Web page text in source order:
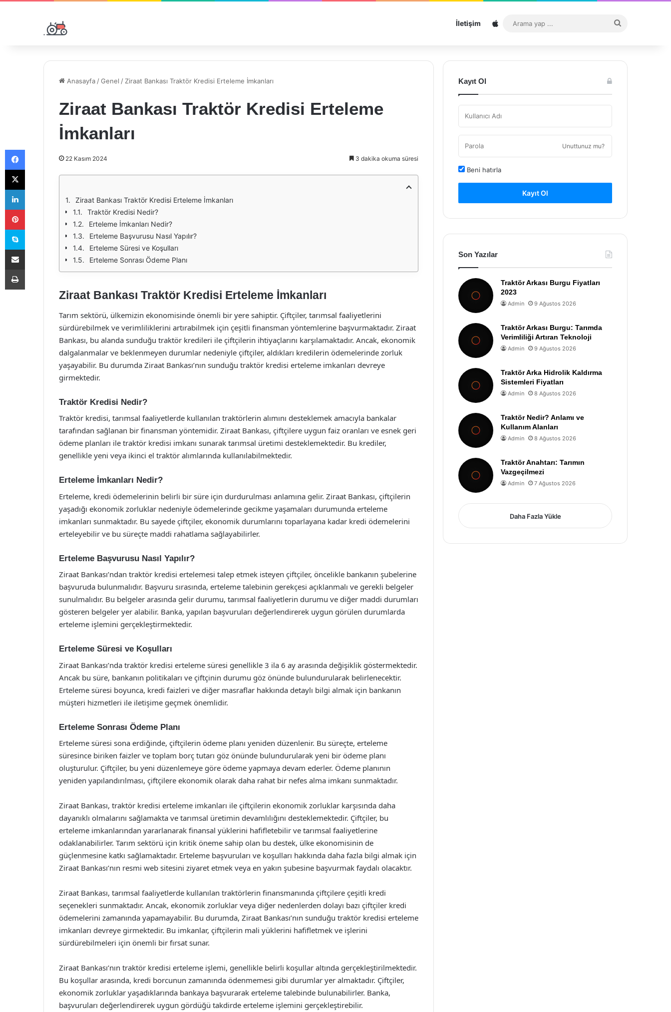
İletişim Sitemap
...
Anasayfa /Genel / Ziraat Bankası Traktör Kredisi Erteleme İmkanları
Ziraat Bankası Traktör Kredisi Erteleme
İmkanları
22 Kasım 2024 3 dakika okuma süresi
Ziraat Bankası Traktör Kredisi Erteleme İmkanları
Traktör Kredisi Nedir?
Erteleme İmkanları Nedir?
Erteleme Başvurusu Nasıl Yapılır?
Erteleme Süresi ve Koşulları
Erteleme Sonrası Ödeme Planı
Ziraat Bankası Traktör Kredisi Erteleme İmkanları
Tarım sektörü, ülkemizin ekonomisinde önemli bir yere sahiptir. Çiftçiler, tarımsal faaliyetlerini
sürdürebilmek ve verimliliklerini artırabilmek için çeşitli finansman yöntemlerine başvurmaktadır. Ziraat
Bankası, bu alanda sunduğu traktör kredileri ile çiftçilerin ihtiyaçlarını karşılamaktadır. Ancak, ekonomik
dalgalanmalar ve beklenmeyen durumlar nedeniyle çiftçiler, aldıkları kredilerin ödemelerinde zorluk
yaşayabilir. Bu durumda Ziraat Bankası’nın sunduğu traktör kredisi erteleme imkanları devreye
girmektedir.
Traktör Kredisi Nedir?
Traktör kredisi, tarımsal faaliyetlerde kullanılan traktörlerin alımını desteklemek amacıyla bankalar
tarafından sağlanan bir finansman yöntemidir. Ziraat Bankası, çiftçilere uygun faiz oranları ve esnek geri
ödeme planları ile traktör kredisi imkanı sunarak tarımsal üretimi desteklemektedir. Bu krediler,
genellikle yeni veya ikinci el traktör alımlarında kullanılabilmektedir.
Erteleme İmkanları Nedir?
Erteleme, kredi ödemelerinin belirli bir süre için durdurulması anlamına gelir. Ziraat Bankası, çiftçilerin
yaşadığı ekonomik zorluklar nedeniyle ödemelerinde gecikme yaşamaları durumunda erteleme
imkanları sunmaktadır. Bu sayede çiftçiler, ekonomik durumlarını toparlayana kadar kredi ödemelerini
erteleyebilir ve bu süreçte maddi rahatlama sağlayabilirler.
Erteleme Başvurusu Nasıl Yapılır?
Ziraat Bankası’ndan traktör kredisi ertelemesi talep etmek isteyen çiftçiler, öncelikle bankanın şubelerine
başvuruda bulunmalıdır. Başvuru sırasında, erteleme talebinin gerekçesi açıklanmalı ve gerekli belgeler
sunulmalıdır. Bu belgeler arasında gelir durumu, tarımsal faaliyetlerin durumu ve diğer maddi durumları
gösteren belgeler yer alabilir. Banka, yapılan başvuruları değerlendirerek uygun görülen durumlarda
erteleme işlemini gerçekleştirmektedir.
Erteleme Süresi ve Koşulları
Ziraat Bankası’nda traktör kredisi erteleme süresi genellikle 3 ila 6 ay arasında değişiklik göstermektedir.
Ancak bu süre, bankanın politikaları ve çiftçinin durumu göz önünde bulundurularak belirlenecektir.
Erteleme süresi boyunca, kredi faizleri ve diğer masraflar hakkında detaylı bilgi almak için bankanın
müşteri hizmetleri ile iletişime geçmek önemlidir.
Erteleme Sonrası Ödeme Planı
Erteleme süresi sona erdiğinde, çiftçilerin ödeme planı yeniden düzenlenir. Bu süreçte, erteleme
süresince biriken faizler ve toplam borç tutarı göz önünde bulundurularak yeni bir ödeme planı
oluşturulur. Çiftçiler, bu yeni düzenlemeye göre ödeme yapmaya devam ederler. Ödeme planının
yeniden yapılandırılması, çiftçilere ekonomik olarak daha rahat bir nefes alma imkanı sunmaktadır.
Ziraat Bankası, traktör kredisi erteleme imkanları ile çiftçilerin ekonomik zorluklar karşısında daha
dayanıklı olmalarını sağlamakta ve tarımsal üretimin devamlılığını desteklemektedir. Çiftçiler, bu
erteleme imkanlarından yararlanarak finansal yüklerini hafifletebilir ve tarımsal faaliyetlerine
odaklanabilirler. Tarım sektörü için kritik öneme sahip olan bu destek, ülke ekonomisinin de
güçlenmesine katkı sağlamaktadır. Erteleme başvuruları ve koşulları hakkında daha fazla bilgi almak için
Ziraat Bankası’nın resmi web sitesini ziyaret etmek veya en yakın şubesine başvurmak faydalı olacaktır.
Ziraat Bankası, tarımsal faaliyetlerde kullanılan traktörlerin finansmanında çiftçilere çeşitli kredi
seçenekleri sunmaktadır. Ancak, ekonomik zorluklar veya diğer nedenlerden dolayı bazı çiftçiler kredi
ödemelerini zamanında yapamayabilir. Bu durumda, Ziraat Bankası’nın sunduğu traktör kredisi erteleme
imkanları devreye girmektedir. Bu imkanlar, çiftçilerin mali yüklerini hafifletmek ve işlerini
sürdürebilmeleri için önemli bir fırsat sunar.
Ziraat Bankası’nın traktör kredisi erteleme işlemi, genellikle belirli koşullar altında gerçekleştirilmektedir.
Bu koşullar arasında, kredi borcunun zamanında ödenmemesi gibi durumlar yer almaktadır. Çiftçiler,
ekonomik zorluklar yaşadıklarında bankaya başvurarak erteleme talebinde bulunabilirler. Banka,
başvuruları değerlendirerek uygun gördüğü takdirde erteleme işlemini gerçekleştirebilir.
Kayıt Ol
Unuttunuz mu?
Beni hatırla
Kayıt Ol
Son Yazılar
Traktör Arkası Burgu Fiyatları
2023
Admin 9 Ağustos 2026
Traktör Arkası Burgu: Tarımda
Verimliliği Artıran Teknoloji
Admin 9 Ağustos 2026
Traktör Arka Hidrolik Kaldırma
Sistemleri Fiyatları
Admin 8 Ağustos 2026
Traktör Nedir? Anlamı ve
Kullanım Alanları
Admin 8 Ağustos 2026
Traktör Anahtarı: Tarımın
Vazgeçilmezi
Admin 7 Ağustos 2026
Daha Fazla Yükle
Facebook
X
LinkedIn
Pinterest
Skype
E-Posta ile paylaş